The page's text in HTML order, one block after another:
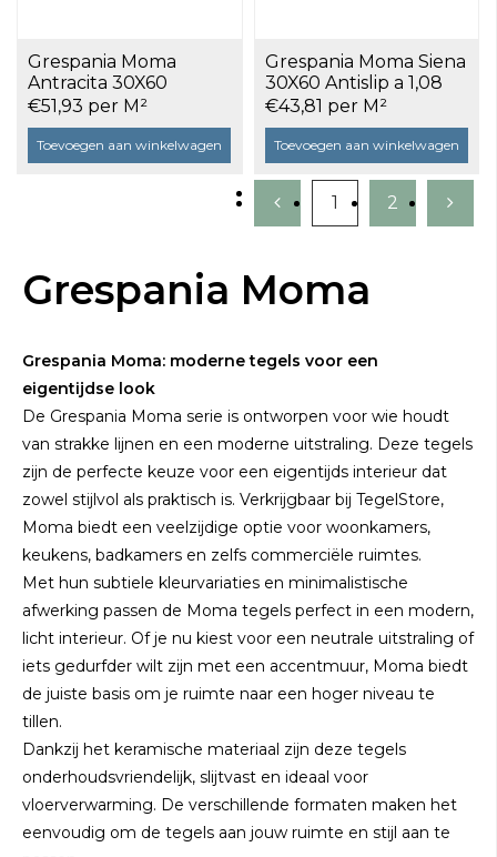
Grespania Moma
Antracita 30X60
Antislip a 1,08 m²
€51,93 per M²
Toevoegen aan winkelwagen
Grespania Moma Siena
30X60 Antislip a 1,08
m²
€43,81 per M²
Toevoegen aan winkelwagen
1 2
Grespania Moma
Grespania Moma: moderne tegels voor een
eigentijdse look
De Grespania Moma serie is ontworpen voor wie houdt
van strakke lijnen en een moderne uitstraling. Deze tegels
zijn de perfecte keuze voor een eigentijds interieur dat
zowel stijlvol als praktisch is. Verkrijgbaar bij TegelStore,
Moma biedt een veelzijdige optie voor woonkamers,
keukens, badkamers en zelfs commerciële ruimtes.
Met hun subtiele kleurvariaties en minimalistische
afwerking passen de Moma tegels perfect in een modern,
licht interieur. Of je nu kiest voor een neutrale uitstraling of
iets gedurfder wilt zijn met een accentmuur, Moma biedt
de juiste basis om je ruimte naar een hoger niveau te
tillen.
Dankzij het keramische materiaal zijn deze tegels
onderhoudsvriendelijk, slijtvast en ideaal voor
vloerverwarming. De verschillende formaten maken het
eenvoudig om de tegels aan jouw ruimte en stijl aan te